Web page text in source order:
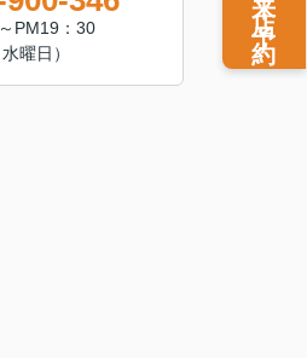
PM19：30
水曜日）